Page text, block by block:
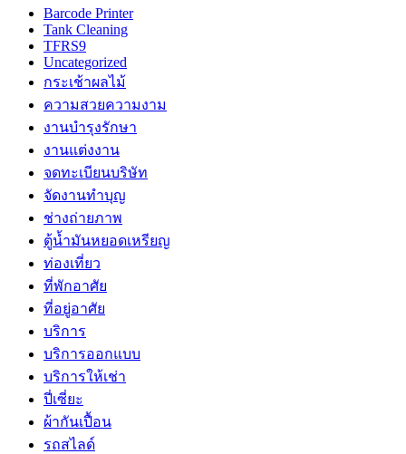
Barcode Printer
Tank Cleaning
TFRS9
Uncategorized
กระเช้าผลไม้
ความสวยความงาม
งานบำรุงรักษา
งานแต่งงาน
จดทะเบียนบริษัท
จัดงานทำบุญ
ช่างถ่ายภาพ
ตู้น้ำมันหยอดเหรียญ
ท่องเที่ยว
ที่พักอาศัย
ที่อยู่อาศัย
บริการ
บริการออกแบบ
บริการให้เช่า
ปี่เซี่ยะ
ผ้ากันเปื้อน
รถสไลด์